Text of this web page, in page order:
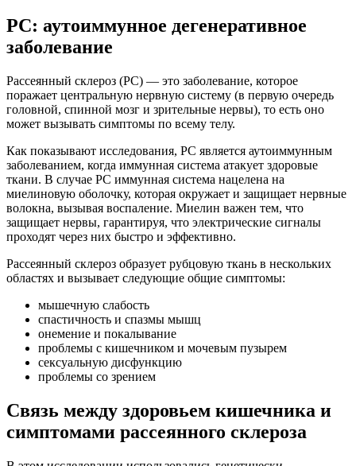
РС: аутоиммунное дегенеративное
заболевание
Рассеянный склероз (РС) — это заболевание, которое
поражает центральную нервную систему (в первую очередь
головной, спинной мозг и зрительные нервы), то есть оно
может вызывать симптомы по всему телу.
Как показывают исследования, РС является аутоиммунным
заболеванием, когда иммунная система атакует здоровые
ткани. В случае РС иммунная система нацелена на
миелиновую оболочку, которая окружает и защищает нервные
волокна, вызывая воспаление. Миелин важен тем, что
защищает нервы, гарантируя, что электрические сигналы
проходят через них быстро и эффективно.
Рассеянный склероз образует рубцовую ткань в нескольких
областях и вызывает следующие общие симптомы:
мышечную слабость
спастичность и спазмы мышц
онемение и покалывание
проблемы с кишечником и мочевым пузырем
сексуальную дисфункцию
проблемы со зрением
Связь между здоровьем кишечника и
симптомами рассеянного склероза